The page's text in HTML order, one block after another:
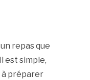
repas que
est simple,
préparer